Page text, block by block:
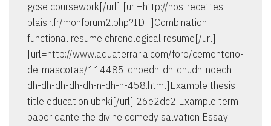
gcse coursework[/url] [url=http://nos-recettes-
plaisir.fr/monforum2.php?ID=]Combination
functional resume chronological resume[/url]
[url=http://www.aquaterraria.com/foro/cementerio-
de-mascotas/114485-dhoedh-dh-dhudh-noedh-
dh-dh-dh-dh-dh-n-dh-n-458.html]Example thesis
title education ubnki[/url] 26e2dc2 Example term
paper dante the divine comedy salvation Essay